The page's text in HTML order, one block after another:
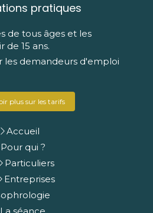
pratiques
de tous âges et les
de 15 ans.
les demandeurs d'emploi
plus sur les tarifs
Accueil
Pour qui ?
Particuliers
Entreprises